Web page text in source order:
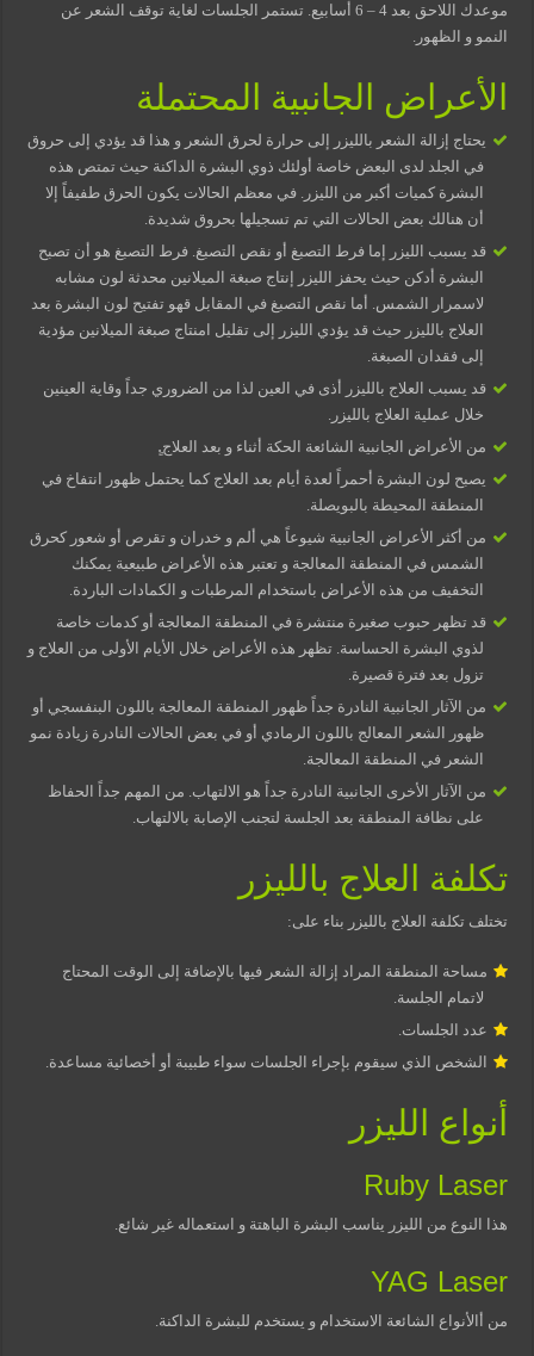
موعدك اللاحق بعد 4 – 6 أسابيع. تستمر الجلسات لغاية توقف الشعر عن
النمو و الظهور.
الأعراض الجانبية المحتملة
يحتاج إزالة الشعر بالليزر إلى حرارة لحرق الشعر و هذا قد يؤدي إلى حروق
في الجلد لدى البعض خاصة أولئك ذوي البشرة الداكنة حيث تمتص هذه
البشرة كميات أكبر من الليزر. في معظم الحالات يكون الحرق طفيفاً إلا
أن هنالك بعض الحالات التي تم تسجيلها بحروق شديدة.
قد يسبب الليزر إما فرط التصبغ أو نقص التصبغ. فرط التصبغ هو أن تصبح
البشرة أدكن حيث يحفز الليزر إنتاج صبغة الميلانين محدثة لون مشابه
لاسمرار الشمس. أما نقص التصبغ في المقابل قهو تفتيح لون البشرة بعد
العلاج بالليزر حيث قد يؤدي الليزر إلى تقليل امنتاج صبغة الميلانين مؤدية
إلى فقدان الصبغة.
قد يسبب العلاج بالليزر أذى في العين لذا من الضروري جداً وقاية العينين
خلال عملية العلاج بالليزر.
من الأعراض الجانبية الشائعة الحكة أثناء و بعد العلاج.ٍ
يصبح لون البشرة أحمراً لعدة أيام بعد العلاج كما يحتمل ظهور انتفاخ في
المنطقة المحيطة بالبويصلة.
من أكثر الأعراض الجانبية شيوعاً هي ألم و خدران و تقرص أو شعور كحرق
الشمس في المنطقة المعالجة و تعتبر هذه الأعراض طبيعية يمكنك
التخفيف من هذه الأعراض باستخدام المرطبات و الكمادات الباردة.
قد تظهر حبوب صغيرة منتشرة في المنطقة المعالجة أو كدمات خاصة
لذوي البشرة الحساسة. تظهر هذه الأعراض خلال الأيام الأولى من العلاج و
تزول بعد فترة قصيرة.
من الآثار الجانبية النادرة جداً ظهور المنطقة المعالجة باللون البنفسجي أو
ظهور الشعر المعالج باللون الرمادي أو في بعض الحالات النادرة زيادة نمو
الشعر في المنطقة المعالجة.
من الآثار الأخرى الجانبية النادرة جداً هو الالتهاب. من المهم جداً الحفاظ
على نظافة المنطقة بعد الجلسة لتجنب الإصابة بالالتهاب.
تكلفة العلاج بالليزر
تختلف تكلفة العلاج بالليزر بناء على:
مساحة المنطقة المراد إزالة الشعر فيها بالإضافة إلى الوقت المحتاج
لاتمام الجلسة.
عدد الجلسات.
الشخص الذي سيقوم بإجراء الجلسات سواء طبيبة أو أخصائية مساعدة.
أنواع الليزر
Ruby Laser
هذا النوع من الليزر يناسب البشرة الباهتة و استعماله غير شائع.
YAG Laser
من أالأنواع الشائعة الاستخدام و يستخدم للبشرة الداكنة.